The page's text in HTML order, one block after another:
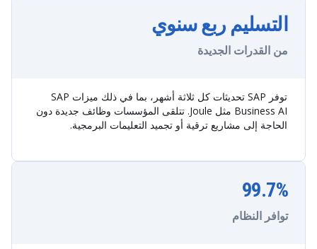
التسليم ربع سنوي
من القدرات الجديدة
توفر SAP تحديثات كل ثلاثة أشهر، بما في ذلك ميزات SAP
Business AI مثل Joule. تتلقى المؤسسات وظائف جديدة دون
الحاجة إلى مشاريع ترقية أو تجميد التعليمات البرمجية.
99.7%
توافر النظام